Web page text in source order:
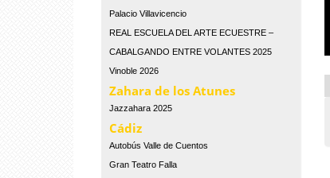
Palacio Villavicencio
REAL ESCUELA DEL ARTE ECUESTRE –
CABALGANDO ENTRE VOLANTES 2025
Vinoble 2026
Zahara de los Atunes
Jazzahara 2025
Cádiz
Autobús Valle de Cuentos
Gran Teatro Falla